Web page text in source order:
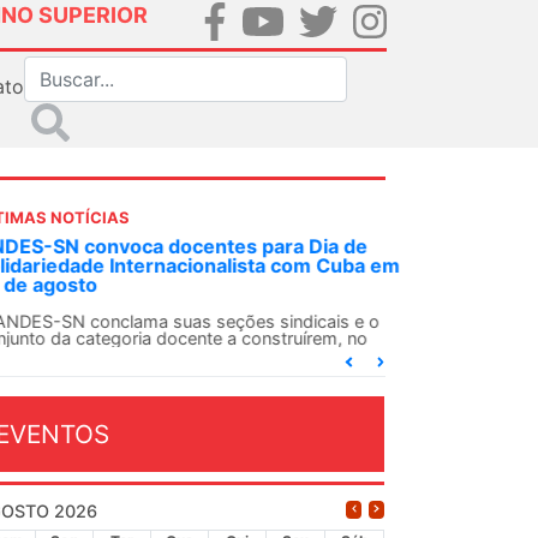
SUPERIOR
NOTÍCIAS
SN convoca docentes para Dia de
Internacionalista com Cuba em
de agosto
SN conclama suas seções sindicais e o
da categoria docente a construírem, no